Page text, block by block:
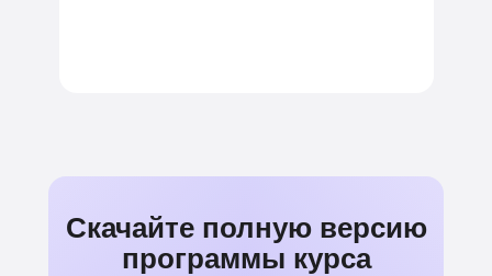
Скачайте полную версию
программы курса